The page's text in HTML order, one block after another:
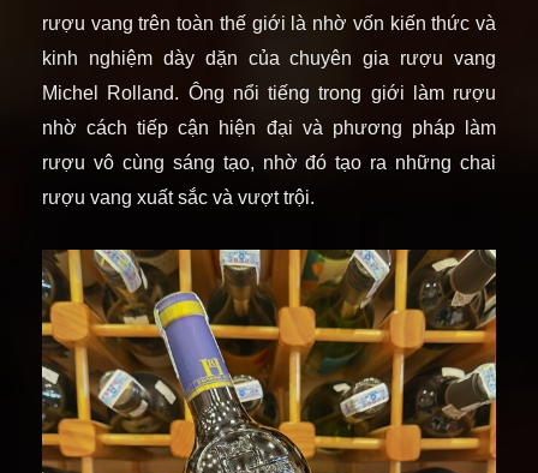
rượu vang trên toàn thế giới là nhờ vốn kiến thức và
kinh nghiệm dày dặn của chuyên gia rượu vang
Michel Rolland. Ông nổi tiếng trong giới làm rượu
nhờ cách tiếp cận hiện đại và phương pháp làm
rượu vô cùng sáng tạo, nhờ đó tạo ra những chai
rượu vang xuất sắc và vượt trội.